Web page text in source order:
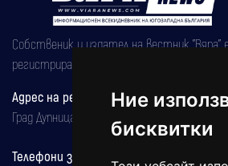
Ние
бисквитки
Собственик и издател на вестник "Вяра"
регистрирана на 08.05.2002 година.
Адрес на редакцията
Град Дупница, ул.''Христо Ботев" 43
Телефони за реклама и абонаменти